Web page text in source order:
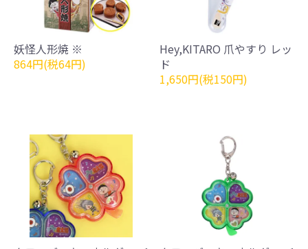
妖怪人形焼 ※
864円(税64円)
Hey,KITARO 爪やすり レッ
ド
1,650円(税150円)